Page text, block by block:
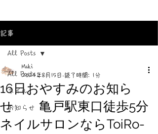
記事
All Posts
ネイル
お知らせ
All Posts
16日おやすみのお知ら
せ 亀戸駅東口徒歩5分
ネイルサロンならToiRo-
Maki
2024年8月15日 読了時間: 1分